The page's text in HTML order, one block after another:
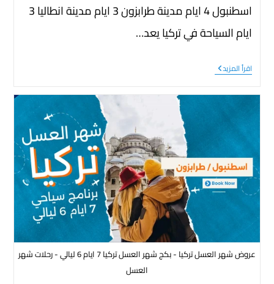
اسطنبول 4 ايام مدينة طرابزون 3 ايام مدينة انطاليا 3
ايام السياحة في تركيا يعد…
اقرأ المزيد
عروض شهر العسل تركيا - بكج شهر العسل تركيا 7 ايام 6 ليالي - رحلات شهر
العسل